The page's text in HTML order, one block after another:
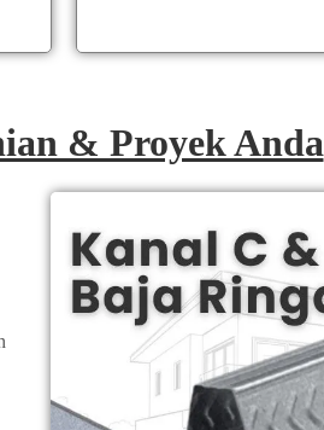
& Proyek Anda